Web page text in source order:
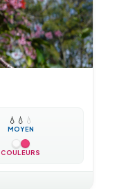
💧 💧 💧
MOYEN
COULEURS